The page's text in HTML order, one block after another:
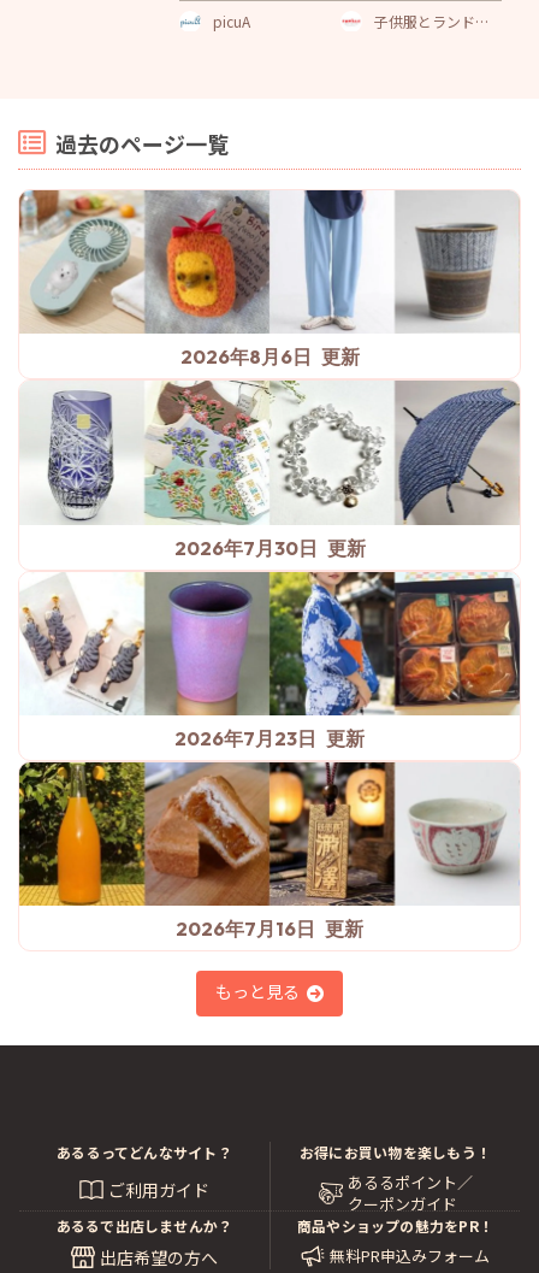
picuA
子供服とランドセ
過去のページ一覧
2026年8月6日
2026年7月30日
2026年7月23日
2026年7月16日
もっと見る
あるるってどんなサイト？
ご利用ガイド
お得にお買い物を楽しもう！
あるるポイント／
クーポンガイド
あるるで出店しませんか？
出店希望の方へ
商品やショップの魅力をPR！
無料PR申込みフォーム